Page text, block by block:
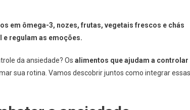
em ômega-3, nozes, frutas, vegetais frescos e chás
e regulam as emoções.
da ansiedade? Os alimentos que ajudam a controlar
sua rotina. Vamos descobrir juntos como integrar essas